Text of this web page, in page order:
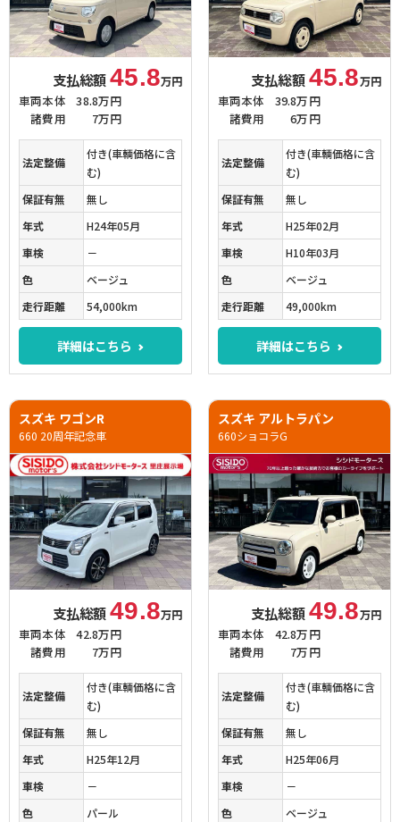
支払総額45.8万円
車両本体
38.8万円
諸費用
7万円
法定整備
付き(車輌価格に含
む)
保証有無
無し
年式
H24年05月
車検
－
色
ベージュ
走行距離
54,000km
詳細はこちら
支払総額45.8万円
車両本体
39.8万円
諸費用
6万円
法定整備
付き(車輌価格に含
む)
保証有無
無し
年式
H25年02月
車検
H10年03月
色
ベージュ
走行距離
49,000km
詳細はこちら
スズキ ワゴンR
660 20周年記念車
支払総額49.8万円
車両本体
42.8万円
諸費用
7万円
法定整備
付き(車輌価格に含
む)
保証有無
無し
年式
H25年12月
車検
－
色
パール
スズキ アルトラパン
660ショコラG
支払総額49.8万円
車両本体
42.8万円
諸費用
7万円
法定整備
付き(車輌価格に含
む)
保証有無
無し
年式
H25年06月
車検
－
色
ベージュ